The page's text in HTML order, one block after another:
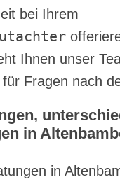
bei Ihrem
Ihnen unser
Fragen nach
in
in